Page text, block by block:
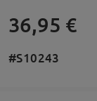
36,95 €
#S10243